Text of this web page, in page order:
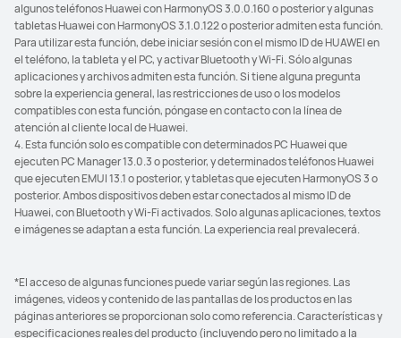
algunos teléfonos Huawei con HarmonyOS 3.0.0.160 o posterior y algunas
tabletas Huawei con HarmonyOS 3.1.0.122 o posterior admiten esta función.
Para utilizar esta función, debe iniciar sesión con el mismo ID de HUAWEI en
el teléfono, la tableta y el PC, y activar Bluetooth y Wi-Fi. Sólo algunas
aplicaciones y archivos admiten esta función. Si tiene alguna pregunta
sobre la experiencia general, las restricciones de uso o los modelos
compatibles con esta función, póngase en contacto con la línea de
atención al cliente local de Huawei.
4. Esta función solo es compatible con determinados PC Huawei que
ejecuten PC Manager 13.0.3 o posterior, y determinados teléfonos Huawei
que ejecuten EMUI 13.1 o posterior, y tabletas que ejecuten HarmonyOS 3 o
posterior. Ambos dispositivos deben estar conectados al mismo ID de
Huawei, con Bluetooth y Wi-Fi activados. Solo algunas aplicaciones, textos
e imágenes se adaptan a esta función. La experiencia real prevalecerá.
*El acceso de algunas funciones puede variar según las regiones. Las
imágenes, videos y contenido de las pantallas de los productos en las
páginas anteriores se proporcionan solo como referencia. Características y
especificaciones reales del producto (incluyendo pero no limitado a la